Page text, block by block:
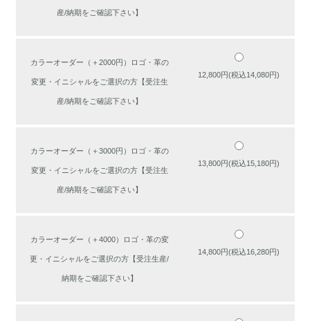
産/納期をご確認下さい】
カラーオーダー（＋2000円）ロゴ・革の
変更・イニシャルをご選択の方【受注生
産/納期をご確認下さい】
12,800円(税込14,080円)
カラーオーダー（＋3000円）ロゴ・革の
変更・イニシャルをご選択の方【受注生
産/納期をご確認下さい】
13,800円(税込15,180円)
カラーオーダー（＋4000）ロゴ・革の変
更・イニシャルをご選択の方【受注生産/
納期をご確認下さい】
14,800円(税込16,280円)